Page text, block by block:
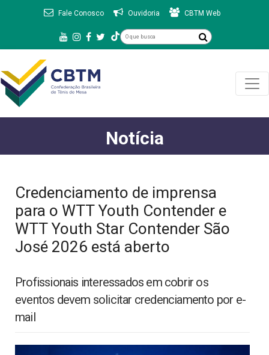
Fale Conosco Ouvidoria CBTM Web
Notícia
Credenciamento de imprensa
para o WTT Youth Contender e
WTT Youth Star Contender São
José 2026 está aberto
Profissionais interessados em cobrir os
eventos devem solicitar credenciamento por e-
mail